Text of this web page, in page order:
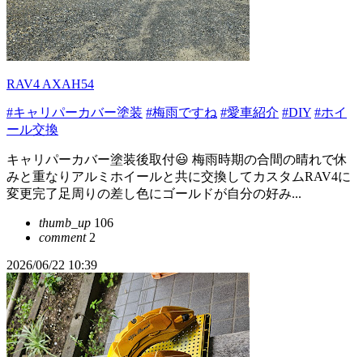
RAV4 AXAH54
#キャリパーカバー塗装 #梅雨ですね #愛車紹介 #DIY #ホイ
ール交換
キャリパーカバー塗装後取付😃 梅雨時期の合間の晴れで休
みと重なりアルミホイールと共に交換してカスタムRAV4に
変更完了足周りの差し色にゴールドが自分の好み...
thumb_up 106
comment2
2026/06/22 10:39